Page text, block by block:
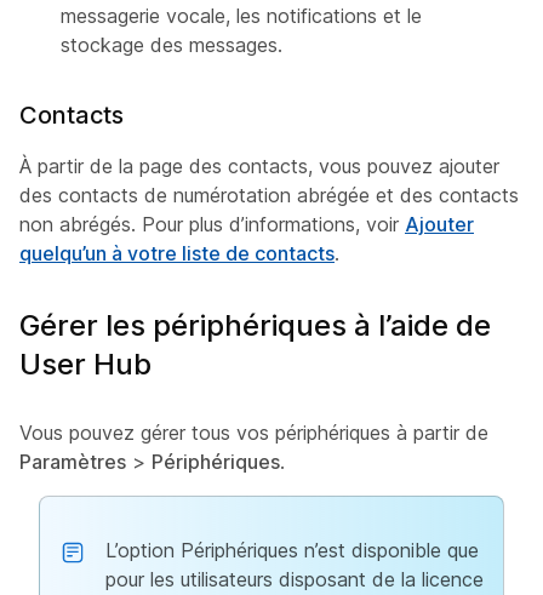
messagerie vocale, les notifications et le
stockage des messages.
Contacts
À partir de la page des contacts, vous pouvez ajouter
des contacts de numérotation abrégée et des contacts
non abrégés. Pour plus d’informations, voir Ajouter
quelqu’un à votre liste de contacts.
Gérer les périphériques à l’aide de
User Hub
Vous pouvez gérer tous vos périphériques à partir de
Paramètres > Périphériques.
L’option Périphériques n’est disponible que
pour les utilisateurs disposant de la licence